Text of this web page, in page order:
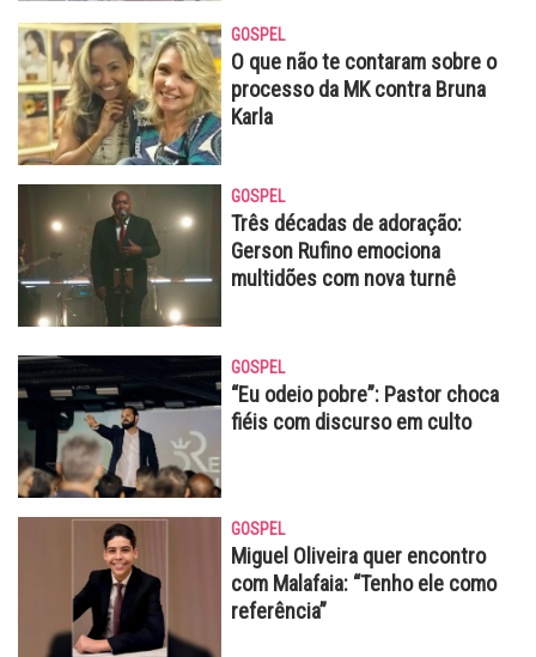
GOSPEL
O que não te contaram sobre o
processo da MK contra Bruna
Karla
GOSPEL
Três décadas de adoração:
Gerson Rufino emociona
multidões com nova turnê
GOSPEL
“Eu odeio pobre”: Pastor choca
fiéis com discurso em culto
GOSPEL
Miguel Oliveira quer encontro
com Malafaia: “Tenho ele como
referência”